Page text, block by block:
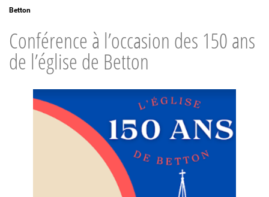
Enfance et Jeunesse
Solidarité et Mouvements
Betton
Conférence à l’occasion des 150 ans
de l’église de Betton